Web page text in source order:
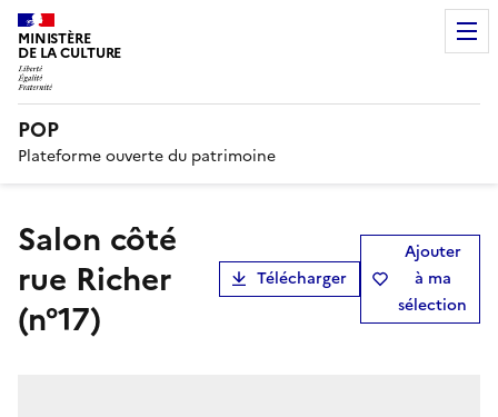
MINISTÈRE
DE LA CULTURE
POP
Plateforme ouverte du patrimoine
salon côté
rue Richer
(n°17)
Télécharger
Ajouter
à ma
sélection